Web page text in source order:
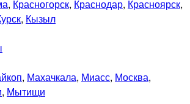
, Красногорск, Краснодар, Красноярск,
, Кызыл
, Махачкала, Миасс, Москва,
, Мытищи